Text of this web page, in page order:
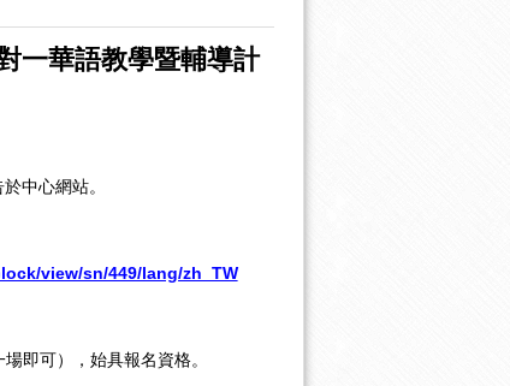
一華語教學暨輔導計
中心網站。
view/sn/449/lang/zh_TW
即可），始具報名資格。